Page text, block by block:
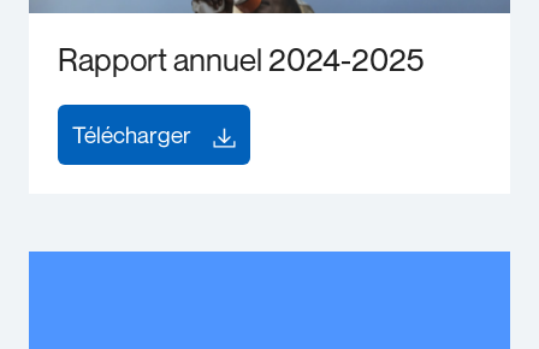
Rapport annuel 2024-2025
Télécharger